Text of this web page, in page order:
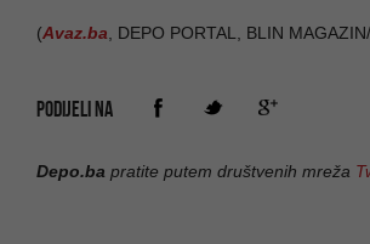
(Avaz.ba , DEPO PORTAL, BLIN
PODIJELI NA
Depo.ba pratite putem društvenih mreža